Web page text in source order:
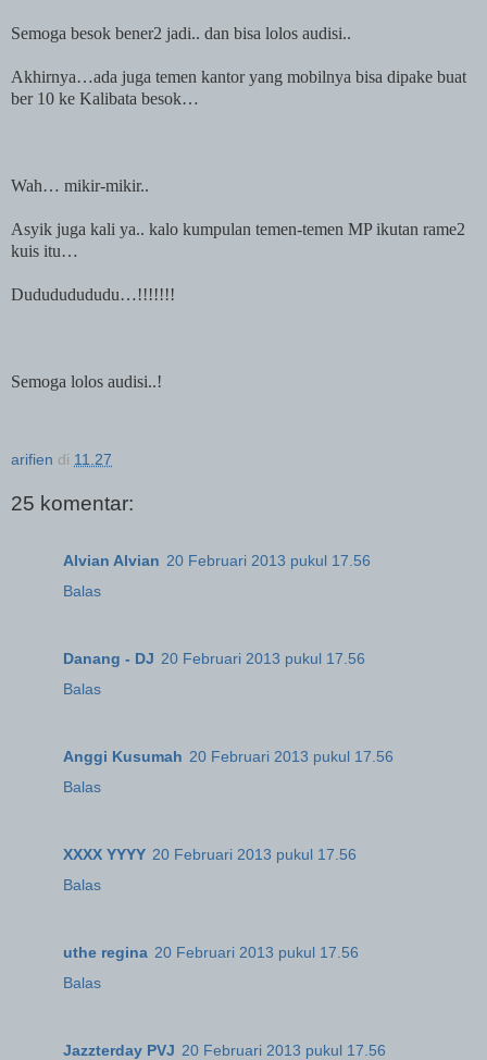
Semoga besok bener2 jadi.. dan bisa lolos audisi..
Akhirnya…ada juga temen kantor yang mobilnya bisa dipake buat
ber 10 ke Kalibata besok…
Wah… mikir-mikir..
Asyik juga kali ya.. kalo kumpulan temen-temen MP ikutan rame2
kuis itu…
Dudududududu…!!!!!!!
Semoga lolos audisi..!
arifien di 11.27
25 komentar:
Alvian Alvian 20 Februari 2013 pukul 17.56
Balas
Danang - DJ 20 Februari 2013 pukul 17.56
Balas
Anggi Kusumah 20 Februari 2013 pukul 17.56
Balas
XXXX YYYY 20 Februari 2013 pukul 17.56
Balas
uthe regina 20 Februari 2013 pukul 17.56
Balas
Jazzterday PVJ 20 Februari 2013 pukul 17.56